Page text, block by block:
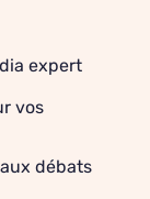
expert
vos
débats